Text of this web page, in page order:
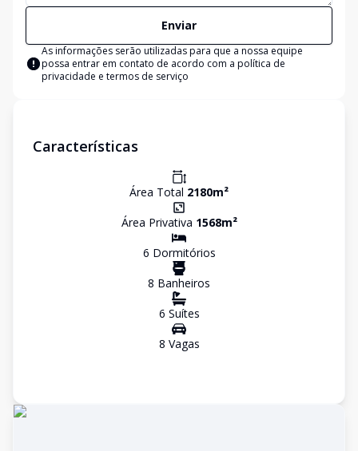
Enviar
As informações serão utilizadas para que a nossa equipe
possa entrar em contato de acordo com a política de
privacidade e termos de serviço
Características
Área Total 2180m²
Área Privativa 1568m²
6 Dormitórios
8 Banheiros
6 Suítes
8 Vagas